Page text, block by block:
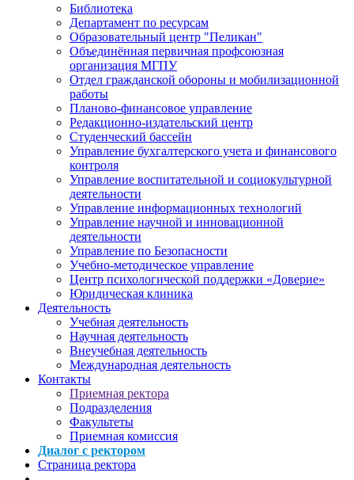
Библиотека
Департамент по ресурсам
Образовательный центр "Пеликан"
Объединённая первичная профсоюзная
организация МГПУ
Отдел гражданской обороны и мобилизационной
работы
Планово-финансовое управление
Редакционно-издательский центр
Студенческий бассейн
Управление бухгалтерского учета и финансового
контроля
Управление воспитательной и социокультурной
деятельности
Управление информационных технологий
Управление научной и инновационной
деятельности
Управление по Безопасности
Учебно-методическое управление
Центр психологической поддержки «Доверие»
Юридическая клиника
Деятельность
Учебная деятельность
Научная деятельность
Внеучебная деятельность
Международная деятельность
Контакты
Приемная ректора
Подразделения
Факультеты
Приемная комиссия
Диалог с ректором
Страница ректора